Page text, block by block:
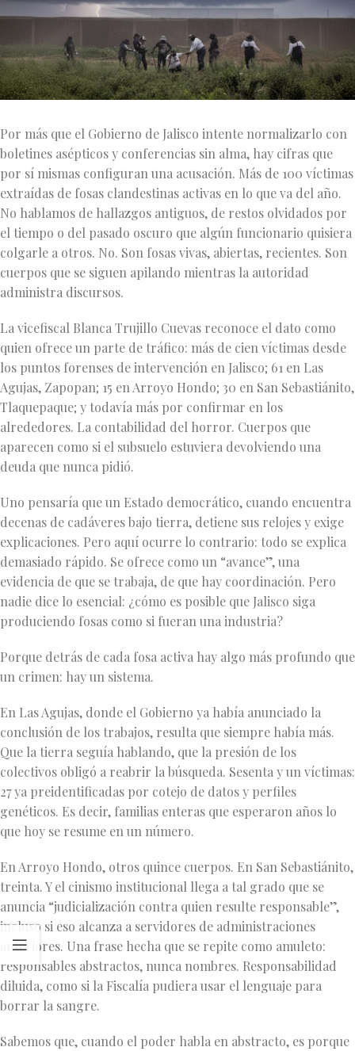
Por más que el Gobierno de Jalisco intente normalizarlo con
boletines asépticos y conferencias sin alma, hay cifras que
por sí mismas configuran una acusación. Más de 100 víctimas
extraídas de fosas clandestinas activas en lo que va del año.
No hablamos de hallazgos antiguos, de restos olvidados por
el tiempo o del pasado oscuro que algún funcionario quisiera
colgarle a otros. No. Son fosas vivas, abiertas, recientes. Son
cuerpos que se siguen apilando mientras la autoridad
administra discursos.
La vicefiscal Blanca Trujillo Cuevas reconoce el dato como
quien ofrece un parte de tráfico: más de cien víctimas desde
los puntos forenses de intervención en Jalisco; 61 en Las
Agujas, Zapopan; 15 en Arroyo Hondo; 30 en San Sebastiánito,
Tlaquepaque; y todavía más por confirmar en los
alrededores. La contabilidad del horror. Cuerpos que
aparecen como si el subsuelo estuviera devolviendo una
deuda que nunca pidió.
Uno pensaría que un Estado democrático, cuando encuentra
decenas de cadáveres bajo tierra, detiene sus relojes y exige
explicaciones. Pero aquí ocurre lo contrario: todo se explica
demasiado rápido. Se ofrece como un “avance”, una
evidencia de que se trabaja, de que hay coordinación. Pero
nadie dice lo esencial: ¿cómo es posible que Jalisco siga
produciendo fosas como si fueran una industria?
Porque detrás de cada fosa activa hay algo más profundo que
un crimen: hay un sistema.
En Las Agujas, donde el Gobierno ya había anunciado la
conclusión de los trabajos, resulta que siempre había más.
Que la tierra seguía hablando, que la presión de los
colectivos obligó a reabrir la búsqueda. Sesenta y un víctimas:
27 ya preidentificadas por cotejo de datos y perfiles
genéticos. Es decir, familias enteras que esperaron años lo
que hoy se resume en un número.
En Arroyo Hondo, otros quince cuerpos. En San Sebastiánito,
treinta. Y el cinismo institucional llega a tal grado que se
anuncia “judicialización contra quien resulte responsable”,
incluso si eso alcanza a servidores de administraciones
anteriores. Una frase hecha que se repite como amuleto:
responsables abstractos, nunca nombres. Responsabilidad
diluida, como si la Fiscalía pudiera usar el lenguaje para
borrar la sangre.
Sabemos que, cuando el poder habla en abstracto, es porque